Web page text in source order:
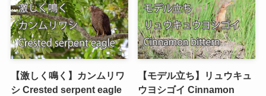
【激しく鳴く】カンムリワ
シ Crested serpent eagle
【モデル立ち】リュウキュ
ウヨシゴイ Cinnamon